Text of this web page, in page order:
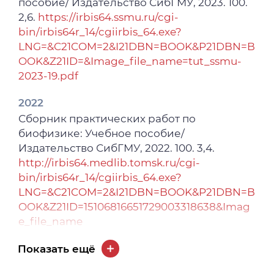
DOI 10.1097/01.hjh.0001021812.60670.84 //
Journal of Hypertension. – 2023. – Vol. 42,
Supp. 1. – URL:
https://journals.lww.com/jhypertension/abstr
act/2024/05001/role_of_h2s_as_a_predictor_
of_cardiovascular.620.aspx. – Published: 30
May 2024.
2024
Роль факторов воспаления,
ассоциированного с метаболическим
синдромом, в патогенезе бронхолегочной
патологии / О. В. Воронкова, Ю. Г.
Бирулина, Н. А. Чернышов [и др.] //
Механизмы воспаления и регенерации в
Балтийского симпозиума по иммунологии,
молекулярной и регенеративной
2020
База данных / База данных
физиологических и биохимических
параметров животных при
моделировании метаболического
2020
Изобретение / Способ моделирования
диет-индуцированного метаболического
синдрома / 2740007
2,6. https://irbis64.ssmu.ru/cgi-
bin/irbis64r_14/cgiirbis_64.exe?
LNG=&C21COM=2&I21DBN=BOOK&P21DBN=B
OOK&Z21ID=&Image_file_name=tut_ssmu-
2023-19.pdf
2022
Сборник практических работ по
биофизике: Учебное пособие/
Издательство СибГМУ, 2022. 100. 3,4.
http://irbis64.medlib.tomsk.ru/cgi-
bin/irbis64r_14/cgiirbis_64.exe?
LNG=&C21COM=2&I21DBN=BOOK&P21DBN=B
OOK&Z21ID=15106816651729003318638&Imag
e_file_name
2021
Показать ещё